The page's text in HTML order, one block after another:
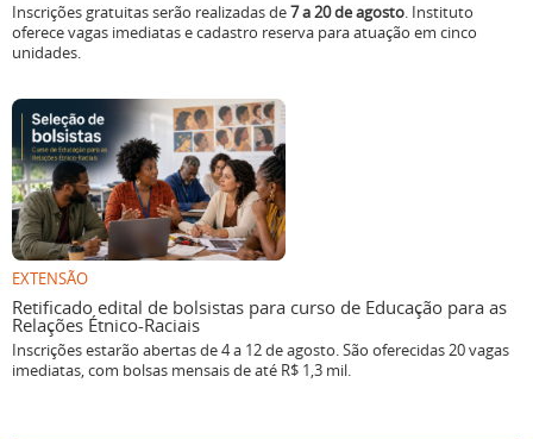
Inscrições gratuitas serão realizadas de7 a 20 de agosto. Instituto
oferece vagas imediatas e cadastro reserva para atuação em cinco
unidades.
EXTENSÃO
Retificado edital de bolsistas para curso de Educação para as
Relações Étnico-Raciais
Inscrições estarão abertas de 4 a 12 de agosto. São oferecidas 20 vagas
imediatas, com bolsas mensais de até R$ 1,3 mil.